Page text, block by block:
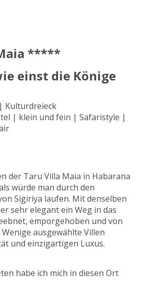
*****
einst die Könige
Kulturdreieck
| klein und fein | Safaristyle |
der Taru Villa Maia in Habarana
würde man durch den
Sigiriya laufen. Mit denselben
sehr elegant ein Weg in das
emporgehoben und von
ausgewählte Villen
und einzigartigen Luxus.
habe ich mich in diesen Ort